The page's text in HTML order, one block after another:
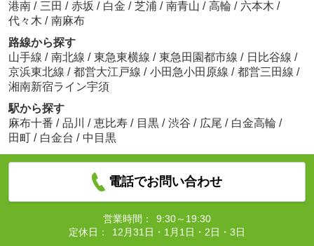
港南 / 三田 / 赤坂 / 白金 / 芝浦 / 南青山 / 高輪 / 六本木 /
代々木 / 南麻布
路線から探す
山手線 / 南北線 / 東急東横線 / 東急田園都市線 / 日比谷線 /
京浜東北線 / 都営大江戸線 / 小田急小田原線 / 都営三田線 /
湘南新宿ライン宇須
駅から探す
麻布十番 / 品川 / 恵比寿 / 目黒 / 渋谷 / 広尾 / 白金高輪 /
田町 / 白金台 / 中目黒
電話でお問い合わせ
営業時間：
9:30～19:30
定休日：
12月31日・1月1日・2日・3日